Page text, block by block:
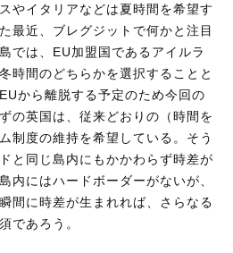
やイタリアなどは夏時間を希望す
最近、ブレグジットで何かと注目
では、EU加盟国であるアイルラ
時間のどちらかを選択することと
から離脱する予定のため今回の
の英国は、従来どおりの（時間を
制度の維持を希望している。そう
と同じ島内にもかかわらず時差が
内にはハードボーダーがないが、
間に時差が生まれれば、さらなる
であろう。